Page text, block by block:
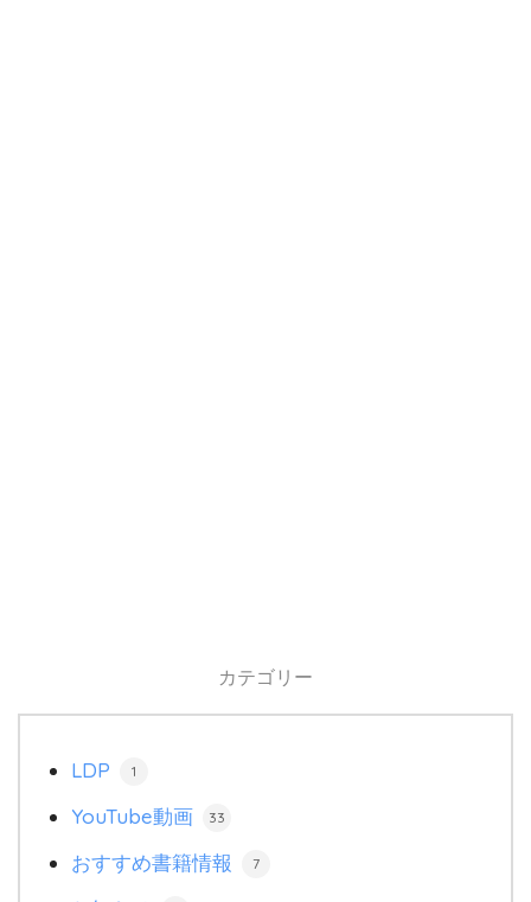
カテゴリー
LDP 1
YouTube動画 33
おすすめ書籍情報 7